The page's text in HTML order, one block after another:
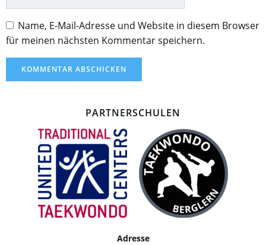
Name, E-Mail-Adresse und Website in diesem Browser
für meinen nächsten Kommentar speichern.
PARTNERSCHULEN
Adresse